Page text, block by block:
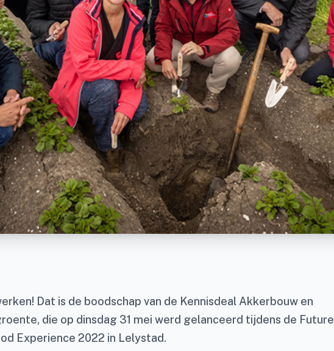
Dat is de boodschap van de Kennisdeal Akkerbouw en
die op dinsdag 31 mei werd gelanceerd tijdens de Future
Experience 2022 in Lelystad.